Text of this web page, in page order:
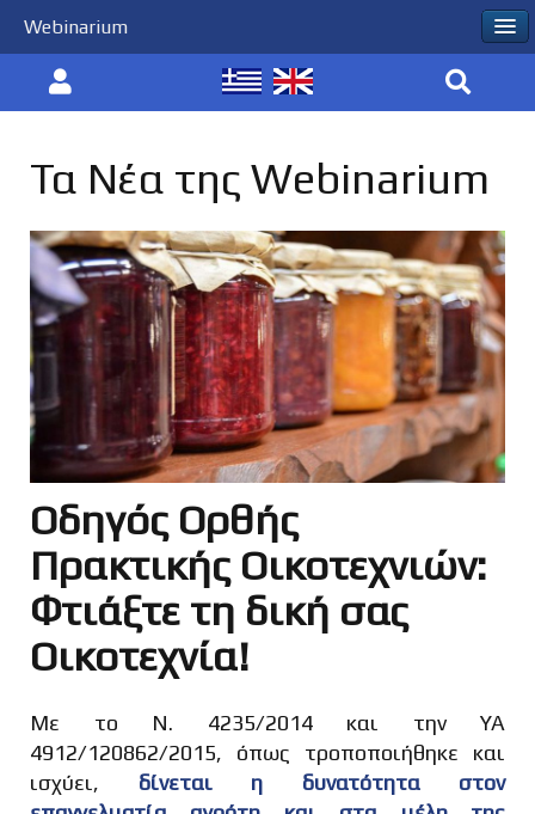
Τα Νέα της Webinarium
Οδηγός Ορθής
Πρακτικής Οικοτεχνιών:
Φτιάξτε τη δική σας
Οικοτεχνία!
Με το Ν. 4235/2014 και την ΥΑ
4912/120862/2015, όπως τροποποιήθηκε και
ισχύει, δίνεται η δυνατότητα στον
Webinarium